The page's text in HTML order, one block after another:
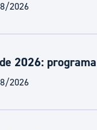
2026
2026: programa
2026